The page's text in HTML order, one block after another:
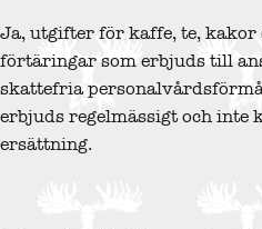
Ja, utgifter för kaffe, te, kakor
förtäringar som erbjuds till
skattefria
erbjuds regelmässigt och inte
ersättning.